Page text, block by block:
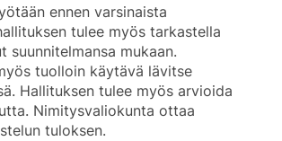
ennen varsinaista
tulee myös tarkastella
suunnitelmansa mukaan.
tuolloin käytävä lävitse
Hallituksen tulee myös arvioida
Nimitysvaliokunta ottaa
tuloksen.